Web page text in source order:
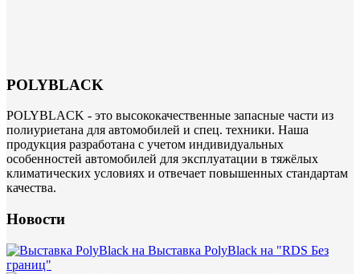
POLYBLACK
POLYBLACK - это высококачественные запасные части из
полиуриетана для автомобилей и спец. техники. Наша
продукция разработана с учетом индивидуальных
особенностей автомобилей для эксплуатации в тяжёлых
климатических условиях и отвечает повышенных стандартам
качества.
Новости
Выставка PolyBlack на "RDS Без
границ"